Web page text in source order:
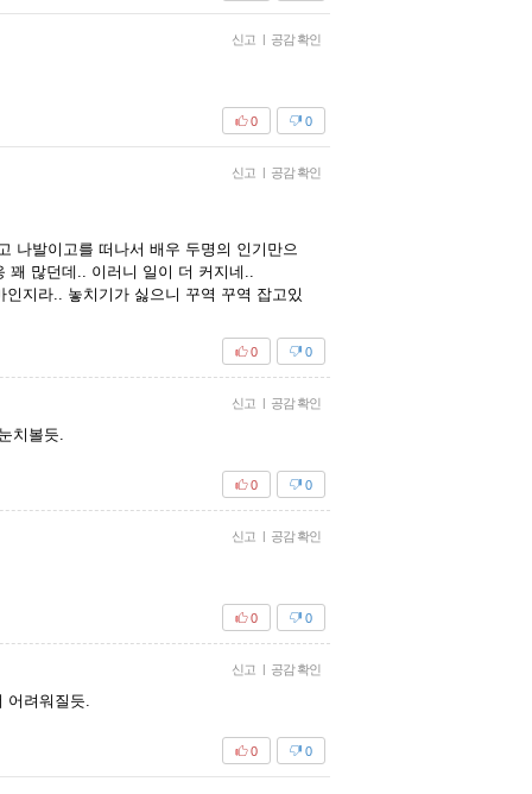
신고 | 공감 확인
0
0
신고 | 공감 확인
나발이고를 떠나서 배우 두명의 인기만으
꽤 많던데.. 이러니 일이 더 커지네..
지라.. 놓치기가 싫으니 꾸역 꾸역 잡고있
0
0
신고 | 공감 확인
치볼듯.
0
0
신고 | 공감 확인
0
0
신고 | 공감 확인
어려워질듯.
0
0